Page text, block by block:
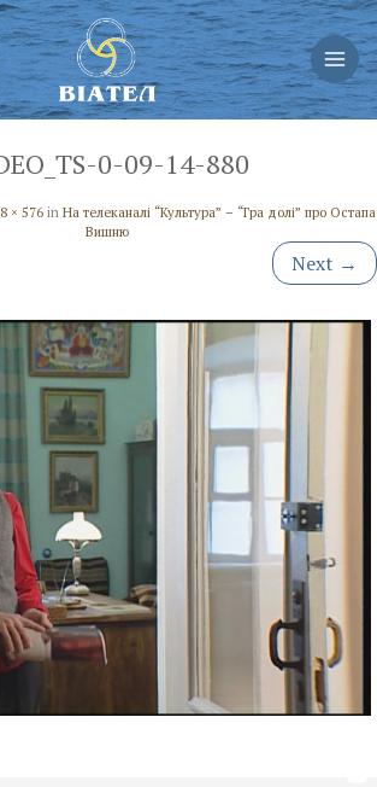
0-09-14-880
× 576in На телеканалі “Культура” – “Гра долі” про Остапа
Вишню
Next →